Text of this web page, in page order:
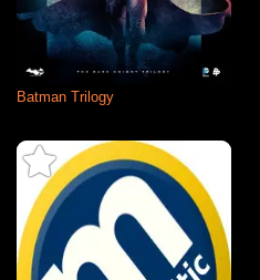
Batman Trilogy